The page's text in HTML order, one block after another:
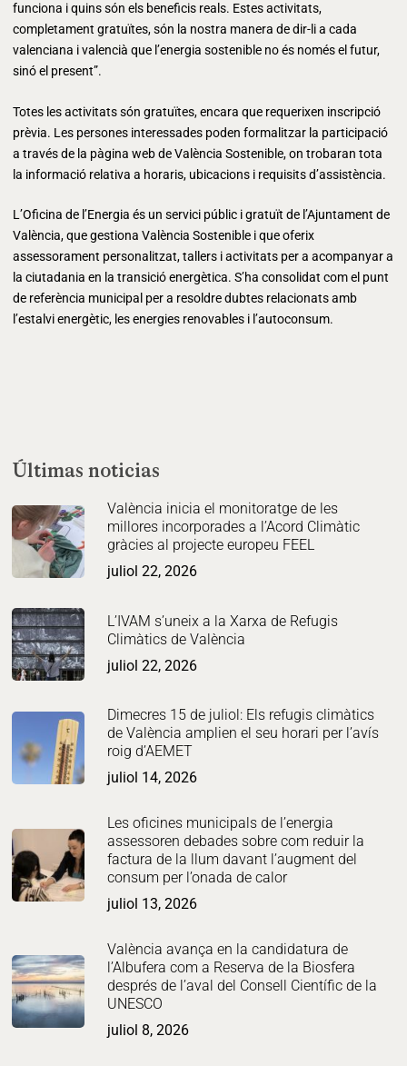
funciona i quins són els beneficis reals. Estes activitats,
completament gratuïtes, són la nostra manera de dir-li a cada
valenciana i valencià que l’energia sostenible no és només el futur,
sinó el present”.
Totes les activitats són gratuïtes, encara que requerixen inscripció
prèvia. Les persones interessades poden formalitzar la participació
a través de la pàgina web de València Sostenible, on trobaran tota
la informació relativa a horaris, ubicacions i requisits d’assistència.
L’Oficina de l’Energia és un servici públic i gratuït de l’Ajuntament de
València, que gestiona València Sostenible i que oferix
assessorament personalitzat, tallers i activitats per a acompanyar a
la ciutadania en la transició energètica. S’ha consolidat com el punt
de referència municipal per a resoldre dubtes relacionats amb
l’estalvi energètic, les energies renovables i l’autoconsum.
Últimas noticias
València inicia el monitoratge de les
millores incorporades a l’Acord Climàtic
gràcies al projecte europeu FEEL
juliol 22, 2026
L’IVAM s’uneix a la Xarxa de Refugis
Climàtics de València
juliol 22, 2026
Dimecres 15 de juliol: Els refugis climàtics
de València amplien el seu horari per l’avís
roig d’AEMET
juliol 14, 2026
Les oficines municipals de l’energia
assessoren debades sobre com reduir la
factura de la llum davant l’augment del
consum per l’onada de calor
juliol 13, 2026
València avança en la candidatura de
l’Albufera com a Reserva de la Biosfera
després de l’aval del Consell Científic de la
UNESCO
juliol 8, 2026